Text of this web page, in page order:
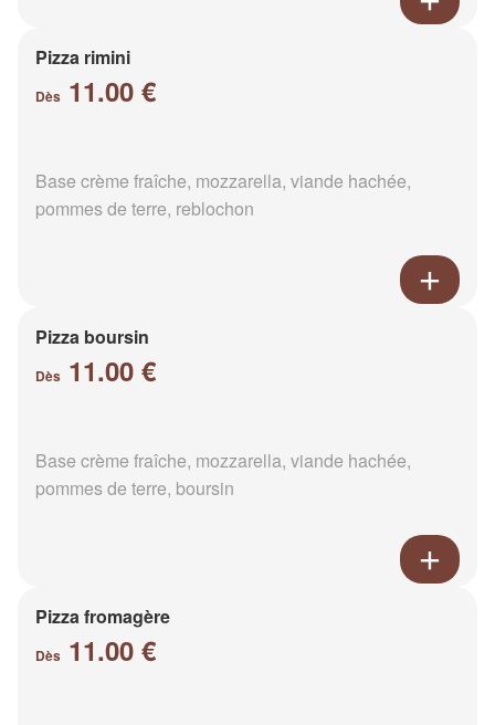
Pizza rimini
Dès 11.00 €
Base crème fraîche, mozzarella, viande hachée,
pommes de terre, reblochon
Pizza boursin
Dès 11.00 €
Base crème fraîche, mozzarella, viande hachée,
pommes de terre, boursin
Pizza fromagère
Dès 11.00 €